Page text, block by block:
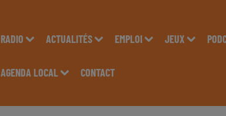
RADIO ACTUALITÉS EMPLOI JEUX
AGENDA LOCAL CONTACT